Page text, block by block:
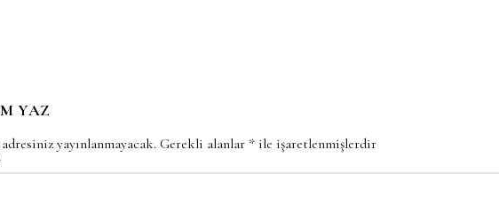
YAZ
yayınlanmayacak. Gerekli alanlar * ile işaretlenmişlerdir